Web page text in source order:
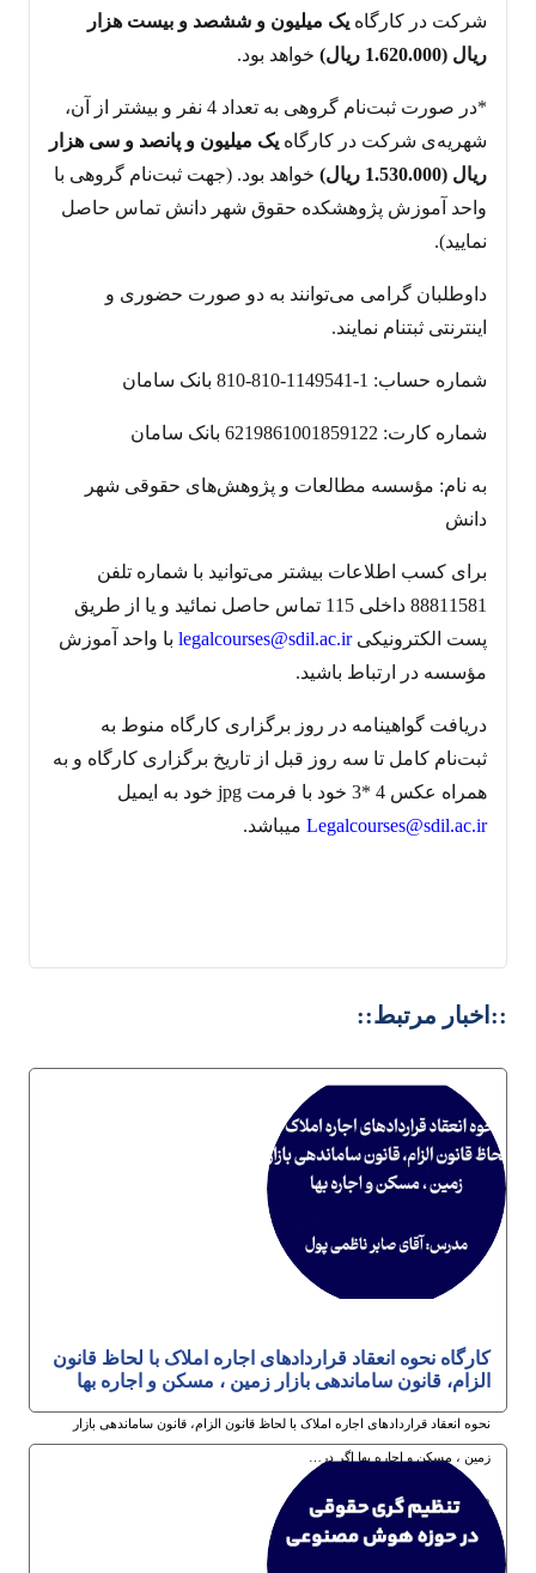
شرکت در کارگاه یک میلیون و ششصد و بیست هزار
ریال (1.620.000 ریال)
خواهد بود.
*در صورت ثبت‌نام گروهی به تعداد 4 نفر و بیشتر از آن،
شهریه‌ی شرکت در کارگاه یک میلیون و پانصد و سی هزار
ریال (1.530.000 ریال)
خواهد بود. (جهت ثبت‌نام گروهی با
واحد آموزش پژوهشکده حقوق شهر دانش تماس حاصل
نمایید).
داوطلبان گرامی می‌توانند به دو صورت حضوری و
اینترنتی ثبت‎نام نمایند.
شماره حساب: 1-1149541-810-810 بانک سامان
شماره کارت: 6219861001859122 بانک سامان
به نام: مؤسسه مطالعات و پژوهش‌های حقوقی شهر
دانش
برای کسب اطلاعات بیشتر می‌توانید با شماره تلفن
88811581 داخلی 115 تماس حاصل نمائید و یا از طریق
پست الکترونیکیlegalcourses@sdil.ac.ir با واحد آموزش
مؤسسه در ارتباط باشید.
دریافت گواهینامه در روز برگزاری کارگاه منوط به
ثبت‌نام کامل تا سه روز قبل از تاریخ برگزاری کارگاه و به
همراه عکس 4 *3 خود با فرمت jpg خود به ایمیل
Legalcourses@sdil.ac.ir می‎باشد.
::اخبار مرتبط::
کارگاه نحوه انعقاد قراردادهای اجاره املاک با لحاظ قانون
الزام، قانون ساماندهی بازار زمین ، مسکن و اجاره بها
نحوه انعقاد قراردادهای اجاره املاک با لحاظ قانون الزام، قانون ساماندهی بازار
زمین ، مسکن و اجاره بها اگر در…
12ام مرداد 1405